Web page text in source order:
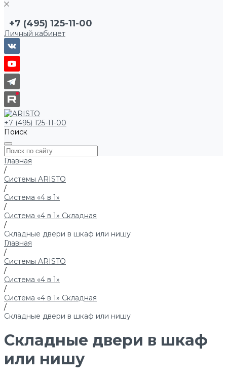
+7 (495) 125-11-00
Личный кабинет
+7 (495) 125-11-00
Поиск
Главная
/
Системы ARISTO
/
Система «4 в 1»
/
Система «4 в 1» Складная
/
Складные двери в шкаф или нишу
Главная
/
Системы ARISTO
/
Система «4 в 1»
/
Система «4 в 1» Складная
/
Складные двери в шкаф или нишу
Складные двери в шкаф
или нишу